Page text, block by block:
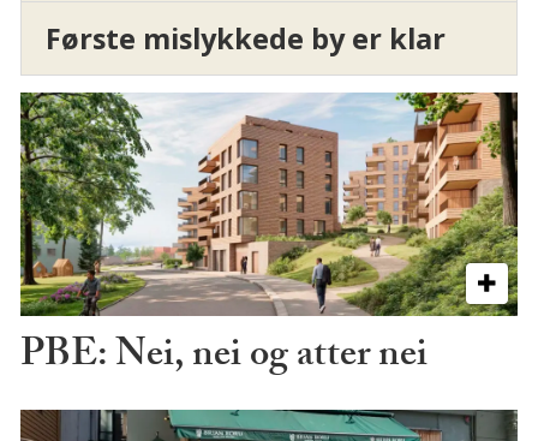
Første mislykkede by er klar
PBE: Nei, nei og atter nei